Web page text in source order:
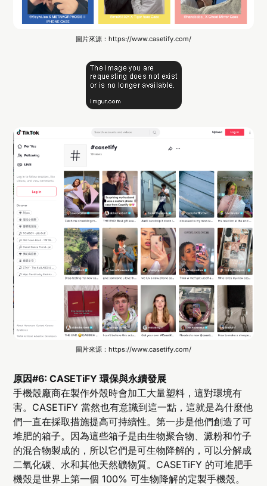
圖片來源：https://www.casetify.com/
圖片來源：https://www.casetify.com/
原因#6: CASETiFY 環保與永續發展
手機殼廠商在製作外殼時會加工大量塑料，這對環境有
害。CASETiFY 當然也有意識到這一點，這就是為什麼他
們一直在採取措施提高可持續性。第一步是他們創造了可
堆肥的箱子。因為這些箱子是由生物聚合物、澱粉和竹子
的混合物製成的，所以它們是可生物降解的，可以分解成
二氧化碳、水和其他天然礦物質。CASETiFY 的可堆肥手
機殼是世界上第一個 100% 可生物降解的定製手機殼。